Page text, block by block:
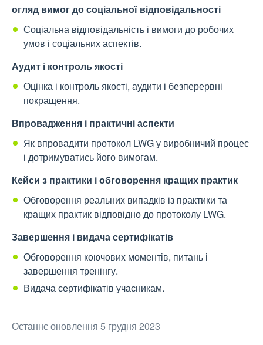
огляд вимог до соціальної відповідальності
Соціальна відповідальність і вимоги до робочих
умов і соціальних аспектів.
Аудит і контроль якості
Оцінка і контроль якості, аудити і безперервні
покращення.
Впровадження і практичні аспекти
Як впровадити протокол LWG у виробничий процес
і дотримуватись його вимогам.
Кейси з практики і обговорення кращих практик
Обговорення реальних випадків із практики та
кращих практик відповідно до протоколу LWG.
Завершення і видача сертифікатів
Обговорення коючових моментів, питань і
завершення тренінгу.
Видача сертифікатів учасникам.
Останнє оновлення 5 грудня 2023